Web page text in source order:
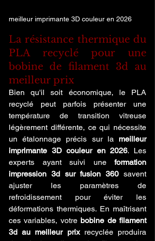
meilleur imprimante 3D couleur en 2026
La résistance thermique du
PLA recyclé pour une
bobine de filament 3d au
meilleur prix
Bien qu'il soit économique, le PLA
recyclé peut parfois présenter une
température de transition vitreuse
légèrement différente, ce qui nécessite
un étalonnage précis sur la meilleur
imprimante 3D couleur en 2026. Les
experts ayant suivi une formation
impression 3d sur fusion 360 savent
ajuster les paramètres de
refroidissement pour éviter les
déformations thermiques. En maîtrisant
ces variables, votre bobine de filament
3d au meilleur prix recyclée produira